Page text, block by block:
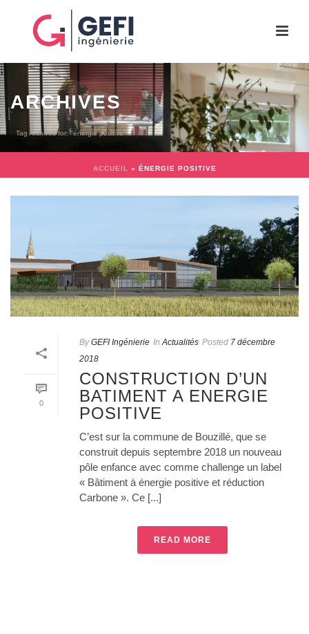
ARCHIVES
Tag Archives for: "énergie positive"
ACCUEIL » ÉNERGIE POSITIVE
0
By GEFI Ingénierie In Actualités Posted 7 décembre
2018
CONSTRUCTION D’UN
BATIMENT A ENERGIE
POSITIVE
C’est sur la commune de Bouzillé, que se
construit depuis septembre 2018 un nouveau
pôle enfance avec comme challenge un label
« Bâtiment à énergie positive et réduction
Carbone ». Ce [...]
READ MORE